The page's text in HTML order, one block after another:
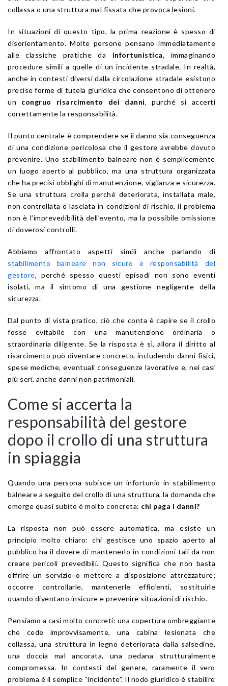
collassa o una struttura mal fissata che provoca lesioni.
In situazioni di questo tipo, la prima reazione è spesso di
disorientamento. Molte persone pensano immediatamente
alle classiche pratiche da infortunistica, immaginando
procedure simili a quelle di un incidente stradale. In realtà,
anche in contesti diversi dalla circolazione stradale esistono
precise forme di tutela giuridica che consentono di ottenere
un congruo risarcimento dei danni, purché si accerti
correttamente la responsabilità.
Il punto centrale è comprendere se il danno sia conseguenza
di una condizione pericolosa che il gestore avrebbe dovuto
prevenire. Uno stabilimento balneare non è semplicemente
un luogo aperto al pubblico, ma una struttura organizzata
che ha precisi obblighi di manutenzione, vigilanza e sicurezza.
Se una struttura crolla perché deteriorata, installata male,
non controllata o lasciata in condizioni di rischio, il problema
non è l’imprevedibilità dell’evento, ma la possibile omissione
di doverosi controlli.
Abbiamo affrontato aspetti simili anche parlando di
stabilimento balneare non sicuro e responsabilità del
gestore, perché spesso questi episodi non sono eventi
isolati, ma il sintomo di una gestione negligente della
sicurezza.
Dal punto di vista pratico, ciò che conta è capire se il crollo
fosse evitabile con una manutenzione ordinaria o
straordinaria diligente. Se la risposta è sì, allora il diritto al
risarcimento può diventare concreto, includendo danni fisici,
spese mediche, eventuali conseguenze lavorative e, nei casi
più seri, anche danni non patrimoniali.
Come si accerta la
responsabilità del gestore
dopo il crollo di una struttura
in spiaggia
Quando una persona subisce un infortunio in stabilimento
balneare a seguito del crollo di una struttura, la domanda che
emerge quasi subito è molto concreta: chi paga i danni?
La risposta non può essere automatica, ma esiste un
principio molto chiaro: chi gestisce uno spazio aperto al
pubblico ha il dovere di mantenerlo in condizioni tali da non
creare pericoli prevedibili. Questo significa che non basta
offrire un servizio o mettere a disposizione attrezzature;
occorre controllarle, mantenerle efficienti, sostituirle
quando diventano insicure e prevenire situazioni di rischio.
Pensiamo a casi molto concreti: una copertura ombreggiante
che cede improvvisamente, una cabina lesionata che
collassa, una struttura in legno deteriorata dalla salsedine,
una doccia mal ancorata, una pedana strutturalmente
compromessa. In contesti del genere, raramente il vero
problema è il semplice “incidente”. Il nodo giuridico è stabilire